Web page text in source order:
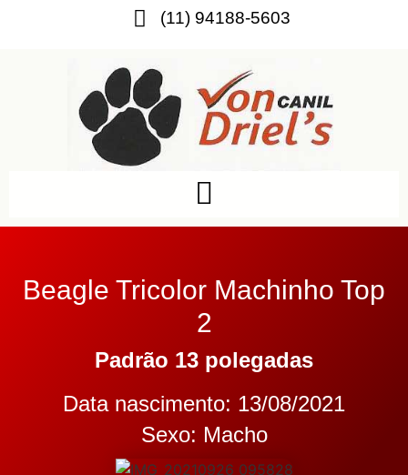
(11) 94188-5603
Beagle Tricolor Machinho Top
2
Padrão 13 polegadas
Data nascimento: 13/08/2021
Sexo: Macho